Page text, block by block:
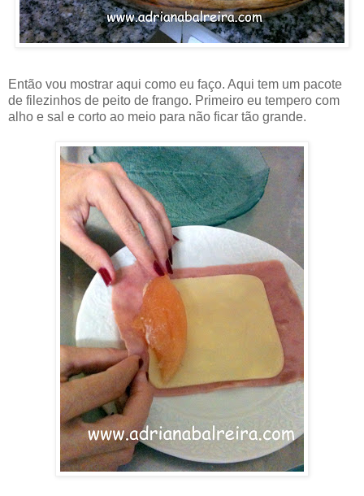
Então vou mostrar aqui como eu faço. Aqui tem um pacote
de filezinhos de peito de frango. Primeiro eu tempero com
alho e sal e corto ao meio para não ficar tão grande.